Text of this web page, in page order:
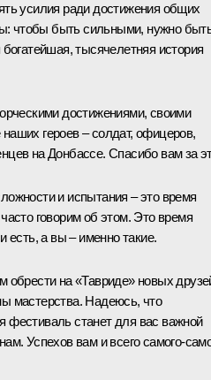
усилия ради достижения общих
чтобы быть сильными, нужно
тысячелетняя история
достижениями, своими
героев – солдат, офицеров,
на Донбассе. Спасибо вам за
и испытания – это время
говорим об этом. Это время
есть, а вы – именно такие.
обрести на «Тавриде» новых
мастерства. Надеюсь, что
фестиваль станет для вас важной
Успехов вам и всего самого-